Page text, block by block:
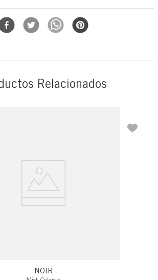
los mejores ingredientes
en tu mostrador, estante... o en cualquier
Mist Colonia
Relacionados
NOIR